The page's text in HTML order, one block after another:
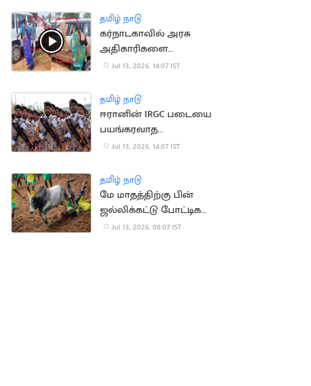
தமிழ் நாடு
கர்நாடகாவில் அரசு
அதிகாரிகளை
துடைப்பத்தால்
Jul 13, 2026, 14:07 IST
தமிழ் நாடு
ஈரானின் IRGC படையை
பயங்கரவாத
அமைப்பாக அறிவித்தது
Jul 13, 2026, 14:07 IST
தமிழ் நாடு
மே மாதத்திற்கு பின்
ஜல்லிக்கட்டு போட்டிகள்
நடத்தக்கூடாது..
Jul 13, 2026, 08:07 IST